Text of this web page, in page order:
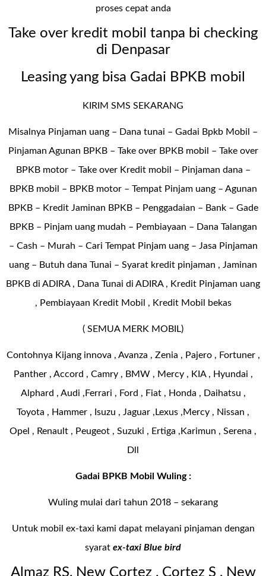
proses cepat anda
Take over kredit mobil tanpa bi checking
di Denpasar
Leasing yang bisa Gadai BPKB mobil
KIRIM SMS SEKARANG
Misalnya Pinjaman uang – Dana tunai – Gadai Bpkb Mobil
–
Pinjaman Agunan BPKB – Take over BPKB mobil – Take over
BPKB motor – Take over Kredit mobil – Pinjaman dana –
BPKB mobil – BPKB motor – Tempat Pinjam uang – Agunan
BPKB – Kredit Jaminan BPKB – Penggadaian – Bank – Gade
BPKB – Pinjam uang mudah – Pembiayaan – Dana Talangan
– Cash – Murah – Cari Tempat Pinjam uang – Jasa Pinjaman
uang – Butuh dana Tunai – Syarat kredit pinjaman , Jaminan
BPKB di ADIRA , Dana Tunai di ADIRA , Kredit Pinjaman uang
, Pembiayaan Kredit Mobil , Kredit Mobil bekas
( SEMUA MERK MOBIL)
Contohnya Kijang innova , Avanza , Zenia , Pajero , Fortuner ,
Panther , Accord , Camry , BMW , Mercy , KIA , Hyundai ,
Alphard , Audi ,Ferrari , Ford , Fiat , Honda , Daihatsu ,
Toyota , Hammer , Isuzu , Jaguar ,Lexus ,Mercy , Nissan ,
Opel , Renault , Peugeot , Suzuki , Ertiga ,Karimun , Serena ,
Dll
Gadai BPKB Mobil Wuling :
Wuling mulai dari tahun 2018 – sekarang
Untuk mobil ex-taxi kami dapat melayani pinjaman dengan
syarat ex-taxi Blue bird
Almaz RS, New Cortez , Cortez S , New